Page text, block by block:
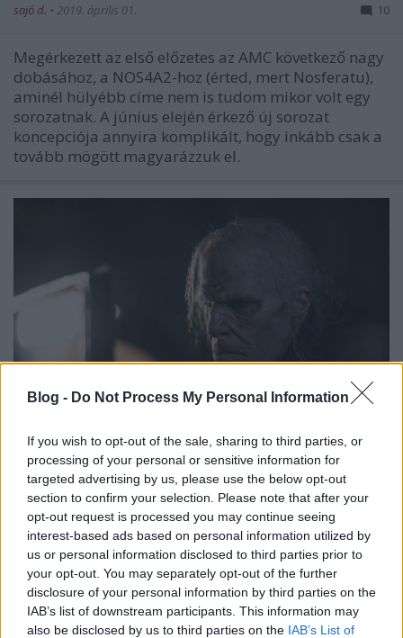
Blog - Do Not Process My Personal Information
If you wish to opt-out of the sale, sharing to third parties, or
processing of your personal or sensitive information for
targeted advertising by us, please use the below opt-out
section to confirm your selection. Please note that after your
opt-out request is processed you may continue seeing
interest-based ads based on personal information utilized by
us or personal information disclosed to third parties prior to
your opt-out. You may separately opt-out of the further
disclosure of your personal information by third parties on the
IAB’s list of downstream participants. This information may
also be disclosed by us to third parties on the IAB’s List of
sajó d. • 2019. április 01. 10
Megérkezett az első előzetes az AMC következő nagy
dobásához, a NOS4A2-hoz (érted, mert Nosferatu),
aminél hülyébb címe nem is tudom mikor volt egy
sorozatnak. A június elején érkező új sorozat
koncepciója annyira komplikált, hogy inkább csak a
tovább mögött magyarázzuk el.
Jön a NOS4A2 a magyar AMC-re is
sixx•2019. január 25.
Joe Hill fantasy-horror bestsellere alapján készül az
AMC új, saját gyártású sorozata, a NOS4A2. Tessen
csak kiejteni, csináljuk együtt, angol számokban
gondolkodva, nosz-fór-éj-tú, azaz Nosferatu,
AZTANEMÁR. De már, mekkora menőség 2019-ben